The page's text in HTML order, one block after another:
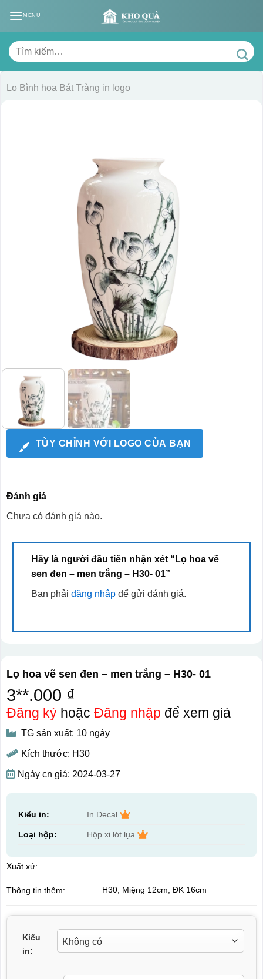
MENU
Tìm
kiếm:
Lọ Bình hoa Bát Tràng in logo
TÙY CHỈNH VỚI LOGO CỦA BẠN
Đánh giá
Chưa có đánh giá nào.
Hãy là người đầu tiên nhận xét “Lọ hoa vẽ
sen đen – men trắng – H30- 01”
Bạn phải đăng nhậpđể gửi đánh giá.
Lọ hoa vẽ sen đen – men trắng – H30- 01
3**.000 ₫
Đăng kýhoặc Đăng nhập để xem giá
TG sản xuất: 10 ngày
Kích thước: H30
Ngày cn giá: 2024-03-27
Kiểu in: In Decal
Loại hộp: Hộp xi lót lụa
Xuất xứ:
Thông tin thêm: H30, Miệng 12cm, ĐK 16cm
Kiểu
in: